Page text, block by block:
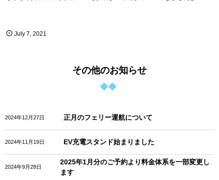
July 7 ,2021
その他のお知らせ
2024年12月27日 正月のフェリー運航について
2024年11月19日 EV充電スタンド始まりました
2024年9月28日
2025年1月分のご予約より料金体系を一部変更し
ます